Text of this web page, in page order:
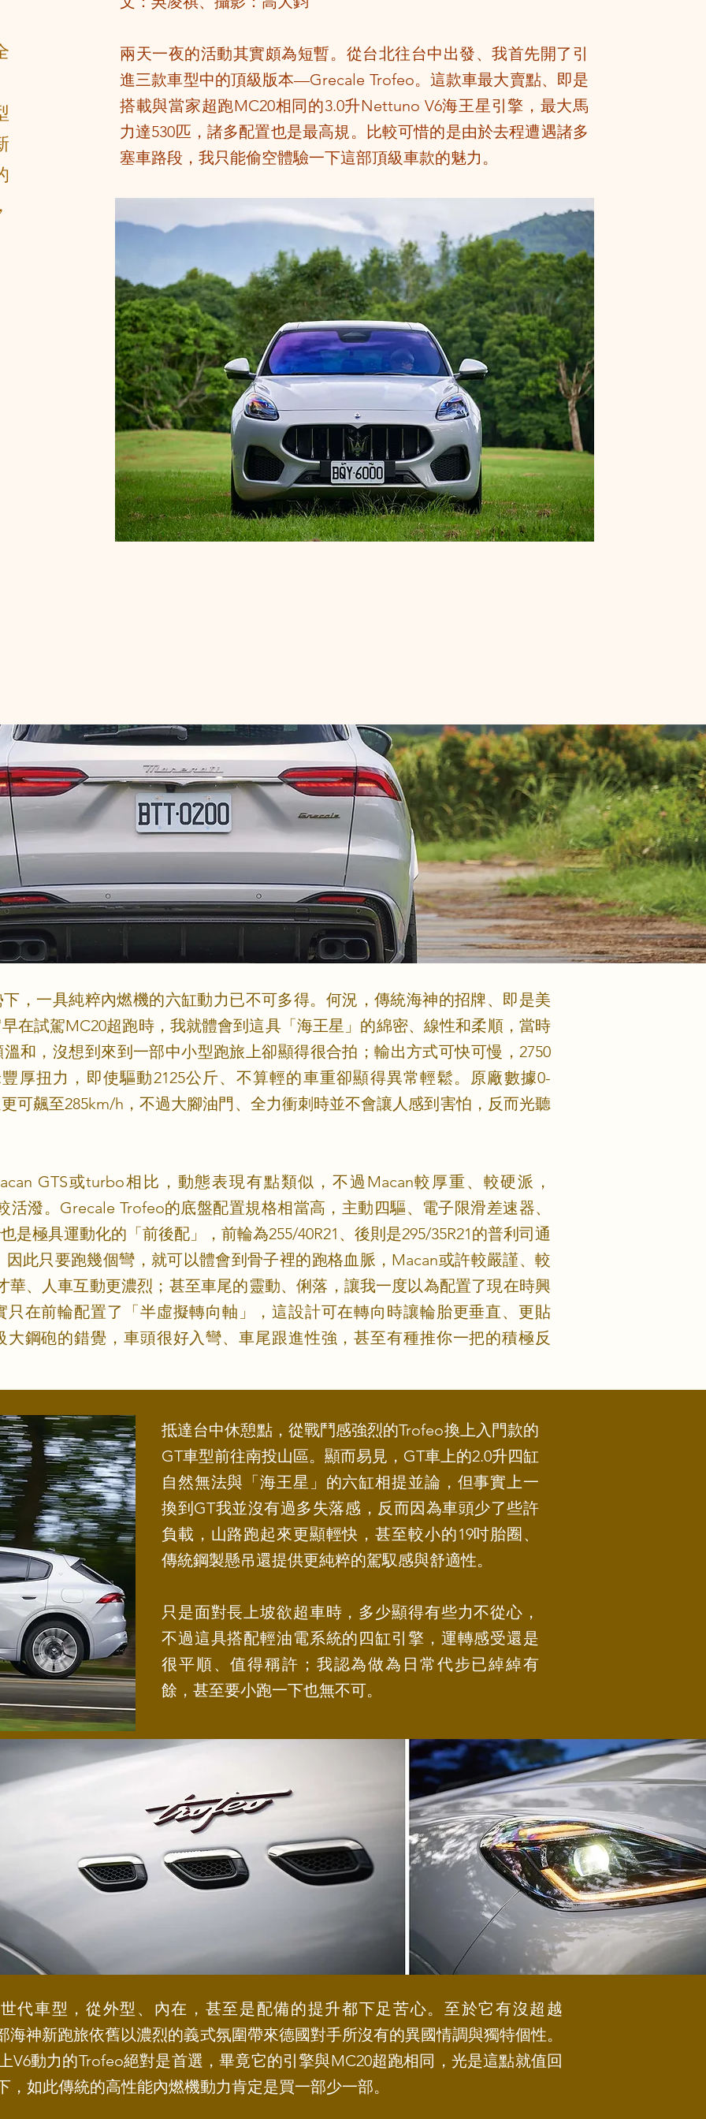
兩天一夜的活動其實頗為短暫。從台北往台中出發、我首先開了引
進三款車型中的頂級版本—Grecale Trofeo。這款車最大賣點、即是
搭載與當家超跑MC20相同的3.0升Nettuno V6海王星引擎，最大馬
力達530匹，諸多配置也是最高規。比較可惜的是由於去程遭遇諸多
塞車路段，我只能偷空體驗一下這部頂級車款的魅力。
，一具純粹內燃機的六缸動力已不可多得。何況，傳統海神的招牌、即是美
在試駕MC20超跑時，我就體會到這具「海王星」的綿密、線性和柔順，當時
和，沒想到來到一部中小型跑旅上卻顯得很合拍；輸出方式可快可慢，2750
厚扭力，即使驅動2125公斤、不算輕的車重卻顯得異常輕鬆。原廠數據0-
可飆至285km/h，不過大腳油門、全力衝刺時並不會讓人感到害怕，反而光聽
GTS或turbo相比，動態表現有點類似，不過Macan較厚重、較硬派，
活潑。Grecale Trofeo的底盤配置規格相當高，主動四驅、電子限滑差速器、
是極具運動化的「前後配」，前輪為255/40R21、後則是295/35R21的普利司通
因此只要跑幾個彎，就可以體會到骨子裡的跑格血脈，Macan或許較嚴謹、較
華、人車互動更濃烈；甚至車尾的靈動、俐落，讓我一度以為配置了現在時興
只在前輪配置了「半虛擬轉向軸」，這設計可在轉向時讓輪胎更垂直、更貼
大鋼砲的錯覺，車頭很好入彎、車尾跟進性強，甚至有種推你一把的積極反
抵達台中休憩點，從戰鬥感強烈的Trofeo換上入門款的
GT車型前往南投山區。顯而易見，GT車上的2.0升四缸
自然無法與「海王星」的六缸相提並論，但事實上一
換到GT我並沒有過多失落感，反而因為車頭少了些許
負載，山路跑起來更顯輕快，甚至較小的19吋胎圈、
傳統鋼製懸吊還提供更純粹的駕馭感與舒適性。
只是面對長上坡欲超車時，多少顯得有些力不從心，
不過這具搭配輕油電系統的四缸引擎，運轉感受還是
很平順、值得稱許；我認為做為日常代步已綽綽有
餘，甚至要小跑一下也無不可。
代車型，從外型、內在，甚至是配備的提升都下足苦心。至於它有沒超越
神新跑旅依舊以濃烈的義式氛圍帶來德國對手所沒有的異國情調與獨特個性。
V6動力的Trofeo絕對是首選，畢竟它的引擎與MC20超跑相同，光是這點就值回
如此傳統的高性能內燃機動力肯定是買一部少一部。